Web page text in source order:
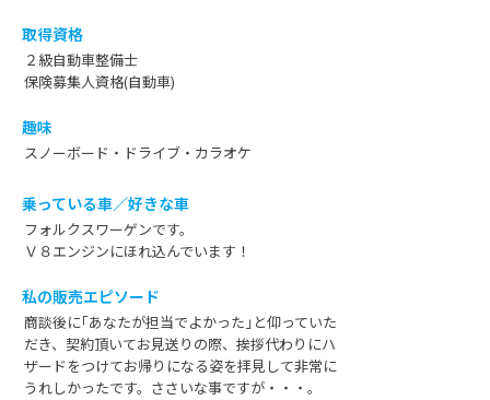
取得資格
２級自動車整備士
保険募集人資格(自動車)
趣味
スノーボード・ドライブ・カラオケ
乗っている車／好きな車
フォルクスワーゲンです。
Ｖ８エンジンにほれ込んでいます！
私の販売エピソード
商談後に｢あなたが担当でよかった｣と仰っていた
だき、契約頂いてお見送りの際、挨拶代わりにハ
ザードをつけてお帰りになる姿を拝見して非常に
うれしかったです。ささいな事ですが・・・。